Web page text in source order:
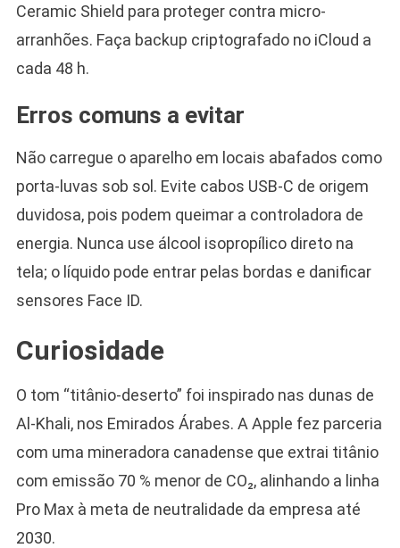
Ceramic Shield para proteger contra micro-
arranhões. Faça backup criptografado no iCloud a
cada 48 h.
Erros comuns a evitar
Não carregue o aparelho em locais abafados como
porta-luvas sob sol. Evite cabos USB-C de origem
duvidosa, pois podem queimar a controladora de
energia. Nunca use álcool isopropílico direto na
tela; o líquido pode entrar pelas bordas e danificar
sensores Face ID.
Curiosidade
O tom “titânio-deserto” foi inspirado nas dunas de
Al-Khali, nos Emirados Árabes. A Apple fez parceria
com uma mineradora canadense que extrai titânio
com emissão 70 % menor de CO₂, alinhando a linha
Pro Max à meta de neutralidade da empresa até
2030.